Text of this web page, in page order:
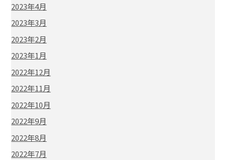
2023年4月
2023年3月
2023年2月
2023年1月
2022年12月
2022年11月
2022年10月
2022年9月
2022年8月
2022年7月